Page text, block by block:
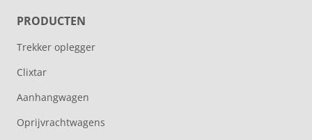
PRODUCTEN
Trekker oplegger
Clixtar
Aanhangwagen
Oprijvrachtwagens